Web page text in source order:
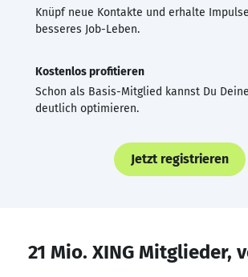
Knüpf neue Kontakte und erhalte
besseres Job-Leben.
Kostenlos profitieren
Schon als Basis-Mitglied kannst Du
deutlich optimieren.
Jetzt registrieren
21 Mio. XING Mitglieder,